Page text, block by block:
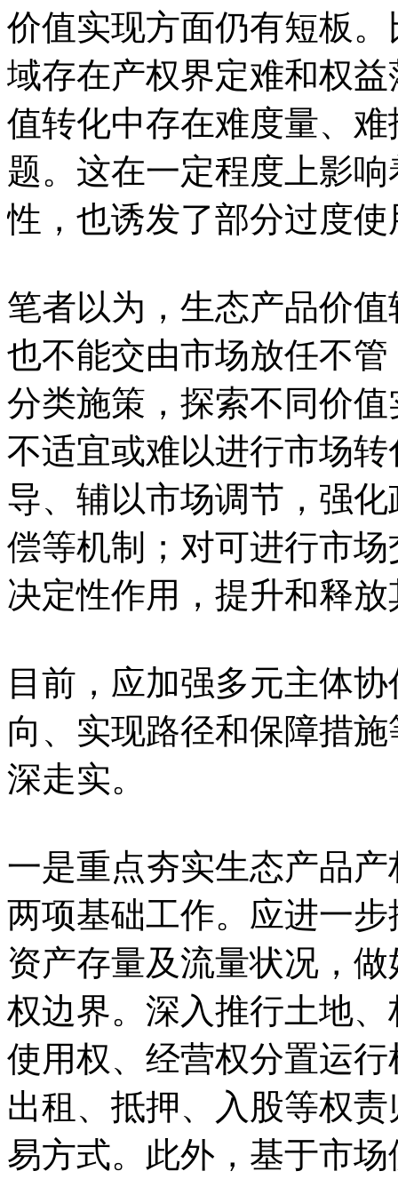
价值实现方面仍有短板
域存在产权界定难和权
值转化中存在难度量、
题。这在一定程度上影
性，也诱发了部分过度
笔者以为，生态产品价
也不能交由市场放任不
分类施策，探索不同价
不适宜或难以进行市场
导、辅以市场调节，强
偿等机制；对可进行市
决定性作用，提升和释
目前，应加强多元主体
向、实现路径和保障措
深走实。
一是重点夯实生态产品
两项基础工作。应进一
资产存量及流量状况，
权边界。深入推行土地
使用权、经营权分置运
出租、抵押、入股等权
易方式。此外，基于市